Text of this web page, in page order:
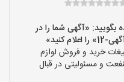
«آگهی شما را در
کنید»
خرید و فروش لوازم
و مسئولیتی در قبال